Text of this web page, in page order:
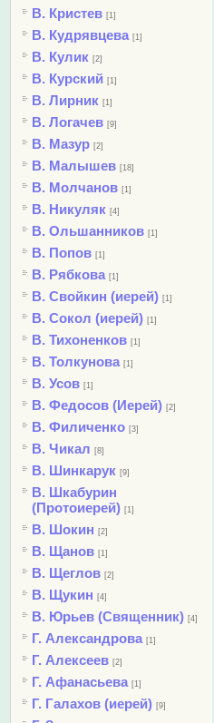
В. Кристев [1]
В. Кудрявцева [1]
В. Кулик [2]
В. Курский [1]
В. Лирник [1]
В. Логачев [9]
В. Мазур [2]
В. Малышев [18]
В. Молчанов [1]
В. Никуляк [4]
В. Ольшанников [1]
В. Попов [1]
В. Рябкова [1]
В. Свойкин (иерей) [1]
В. Сокол (иерей) [1]
В. Тихоненков [1]
В. Толкунова [1]
В. Усов [1]
В. Федосов (Иерей) [2]
В. Филиченко [3]
В. Чикал [8]
В. Шинкарук [9]
В. Шкабурин
(Протоиерей) [1]
В. Шокин [2]
В. Щанов [1]
В. Щеглов [2]
В. Щукин [4]
В. Юрьев (Священник) [4]
Г. Александрова [1]
Г. Алексеев [2]
Г. Афанасьева [1]
Г. Галахов (иерей) [9]